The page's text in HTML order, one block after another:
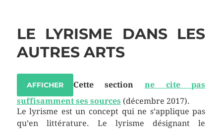
LE LYRISME DANS LES
AUTRES ARTS
AFFICHER Cette section ne cite pas
suffisamment ses sources (décembre 2017).
Le lyrisme est un concept qui ne s’applique pas
qu’en littérature. Le lyrisme désignant le